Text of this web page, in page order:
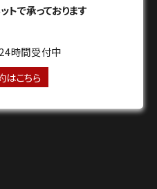
トで承っております
時間受付中
はこちら